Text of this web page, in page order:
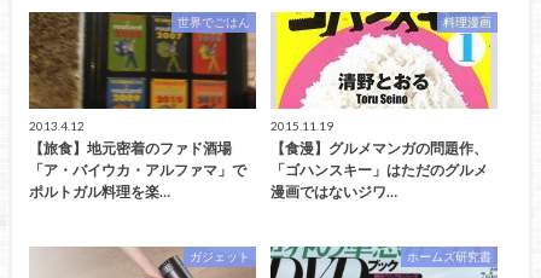
世界でごはん
2013.4.12
【旅食】地元密着のファド酒場
「ア・バイウカ・アルファマ」で
ポルトガル料理を楽…
料理漫画
2015.11.19
【食漫】グルメマンガの問題作、
「ゴハンスキー」はただのグルメ
漫画ではないジワ…
ガジェット ホームズ研究書